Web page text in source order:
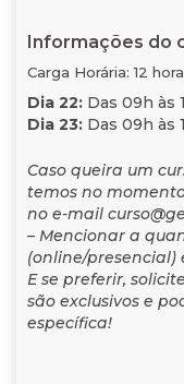
Informações do
Carga Horária: 12
Dia 22: Das 09h às
Dia 23: Das 09h às
Caso queira um
temos no
no e-mail
– Mencionar a
(online/
E se preferir,
são exclusivos e
específica!